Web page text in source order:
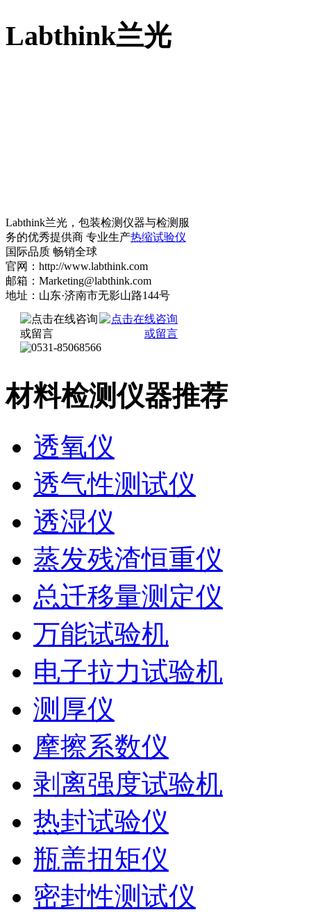
Labthink兰光
Labthink兰光，包装检测仪器与检测服
务的优秀提供商 专业生产热缩试验仪
国际品质 畅销全球
官网：http://www.labthink.com
邮箱：Marketing@labthink.com
地址：山东·济南市无影山路144号
材料检测仪器推荐
透氧仪
透气性测试仪
透湿仪
蒸发残渣恒重仪
总迁移量测定仪
万能试验机
电子拉力试验机
测厚仪
摩擦系数仪
剥离强度试验机
热封试验仪
瓶盖扭矩仪
密封性测试仪